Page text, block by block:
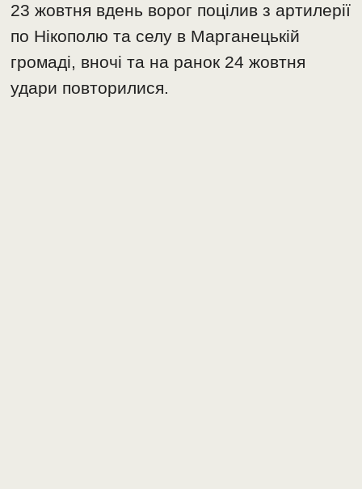
23 жовтня вдень ворог поцілив з артилерії
по Нікополю та селу в Марганецькій
громаді, вночі та на ранок 24 жовтня
удари повторилися.